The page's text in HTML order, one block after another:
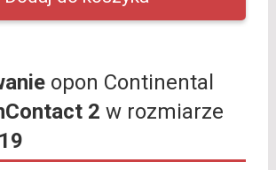
opon Continental
2 w rozmiarze